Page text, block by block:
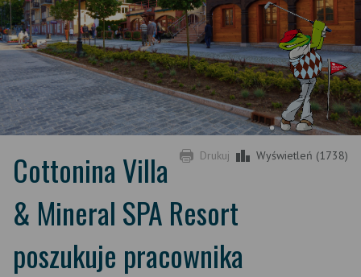
Drukuj Wyświetleń (1738)
Cottonina Villa
& Mineral SPA Resort
poszukuje pracownika